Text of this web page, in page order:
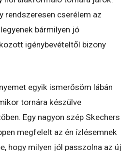
rendszeresen cserélem az
bármilyen jó
igénybevételtől bizony
egyik ismerősöm lábán
tornára készülve
Egy nagyon szép Skechers
megfelelt az én ízlésemnek
hogy milyen jól passzolna az új